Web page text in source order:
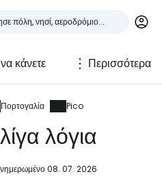
κάνετε Περισσότερα
Πορτογαλία Pico
λόγια
08. 07. 2026
στο Cestee
κοινότητα
με την Google